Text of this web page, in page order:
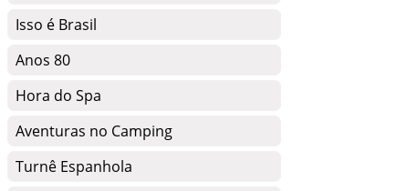
Isso é Brasil
Anos 80
Hora do Spa
Aventuras no Camping
Turnê Espanhola